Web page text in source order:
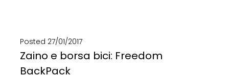
Posted 27/01/2017
Zaino e borsa bici: Freedom
BackPack